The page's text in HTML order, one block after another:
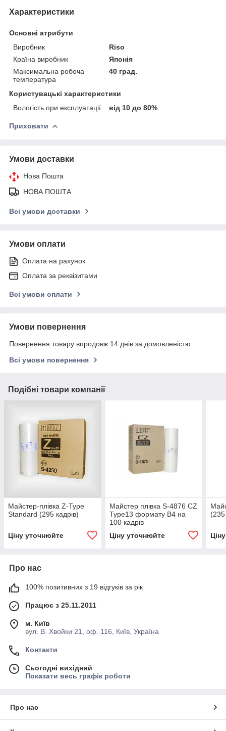
Характеристики
Основні атрибути
Виробник
Riso
Країна виробник
Японія
Максимальна робоча
температура
40 град.
Користувацькі характеристики
Вологість при експлуатації
від 10 до 80%
Приховати
Умови доставки
Нова Пошта
НОВА ПОШТА
Всі умови доставки
Умови оплати
Оплата на рахунок
Оплата за реквізитами
Всі умови оплати
Умови повернення
Повернення товару впродовж 14 днів за домовленістю
Всі умови повернення
Подібні товари компанії
Майстер-плівка Z-Type
Standard (295 кадрів)
Ціну уточнюйте
Майстер плівка S-4876 CZ
Type13 формату В4 на
100 кадрів
Ціну уточнюйте
(235
Про нас
100% позитивних з 19 відгуків за рік
Працює з 25.11.2011
м. Київ
вул. В. Хвойки 21, оф. 116, Київ, Україна
Контакти
Сьогодні вихідний
Показати весь графік роботи
Про нас